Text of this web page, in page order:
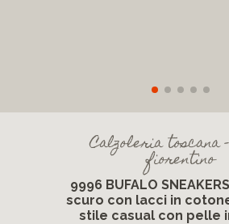
Calzoleria toscana
fiorentino
9996 BUFALO
scuro con lacci in
stile casual con pelle